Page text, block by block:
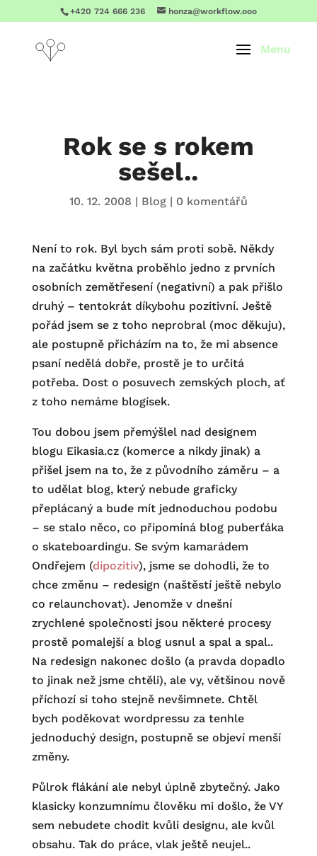
+420 724 666 236 honza@workflow.ooo
Rok se s rokem
sešel..
10. 12. 2008 | Blog| 0 komentářů
Není to rok. Byl bych sám proti sobě. Někdy
na začátku května proběhlo jedno z prvních
osobních zemětřesení (negativní) a pak přišlo
druhý – tentokrát díkybohu pozitivní. Ještě
pořád jsem se z toho neprobral (moc děkuju),
ale postupně přicházím na to, že mi absence
psaní nedělá dobře, prostě je to určitá
potřeba. Dost o posuvech zemských ploch, ať
z toho nemáme blogísek.
Tou dobou jsem přemýšlel nad designem
blogu Eikasia.cz (komerce a nikdy jinak) a
přišel jsem na to, že z původního záměru – a
to udělat blog, který nebude graficky
přeplácaný a bude mít jednoduchou podobu
– se stalo něco, co připomíná blog puberťáka
o skateboardingu. Se svým kamarádem
Ondřejem (dipozitiv), jsme se dohodli, že to
chce změnu – redesign (naštěstí ještě nebylo
co relaunchovat). Jenomže v dnešní
zrychlené společnosti jsou některé procesy
prostě pomalejší a blog usnul a spal a spal..
Na redesign nakonec došlo (a pravda dopadlo
to jinak než jsme chtěli), ale vy, většinou nově
příchozí si toho stejně nevšimnete. Chtěl
bych poděkovat wordpressu za tenhle
jednoduchý design, postupně se objeví menší
změny.
Půlrok flákání ale nebyl úplně zbytečný. Jako
klasicky konzumnímu člověku mi došlo, že VY
sem nebudete chodit kvůli designu, ale kvůl
obsahu. Tak do práce, vlak ještě neujel..